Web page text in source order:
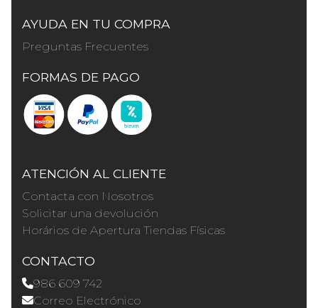
AYUDA EN TU COMPRA
Preguntas Frecuentes
FORMAS DE PAGO
ATENCIÓN AL CLIENTE
Contacta con Nosotros
Solicitar una devolución
Horários de Apertura Tiendas Físicas
CONTACTO
986 609 742
Correo Electrónico